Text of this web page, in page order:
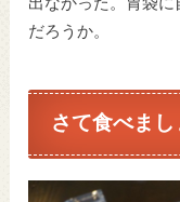
出なかった。胃袋
だろうか。
さて食べまし